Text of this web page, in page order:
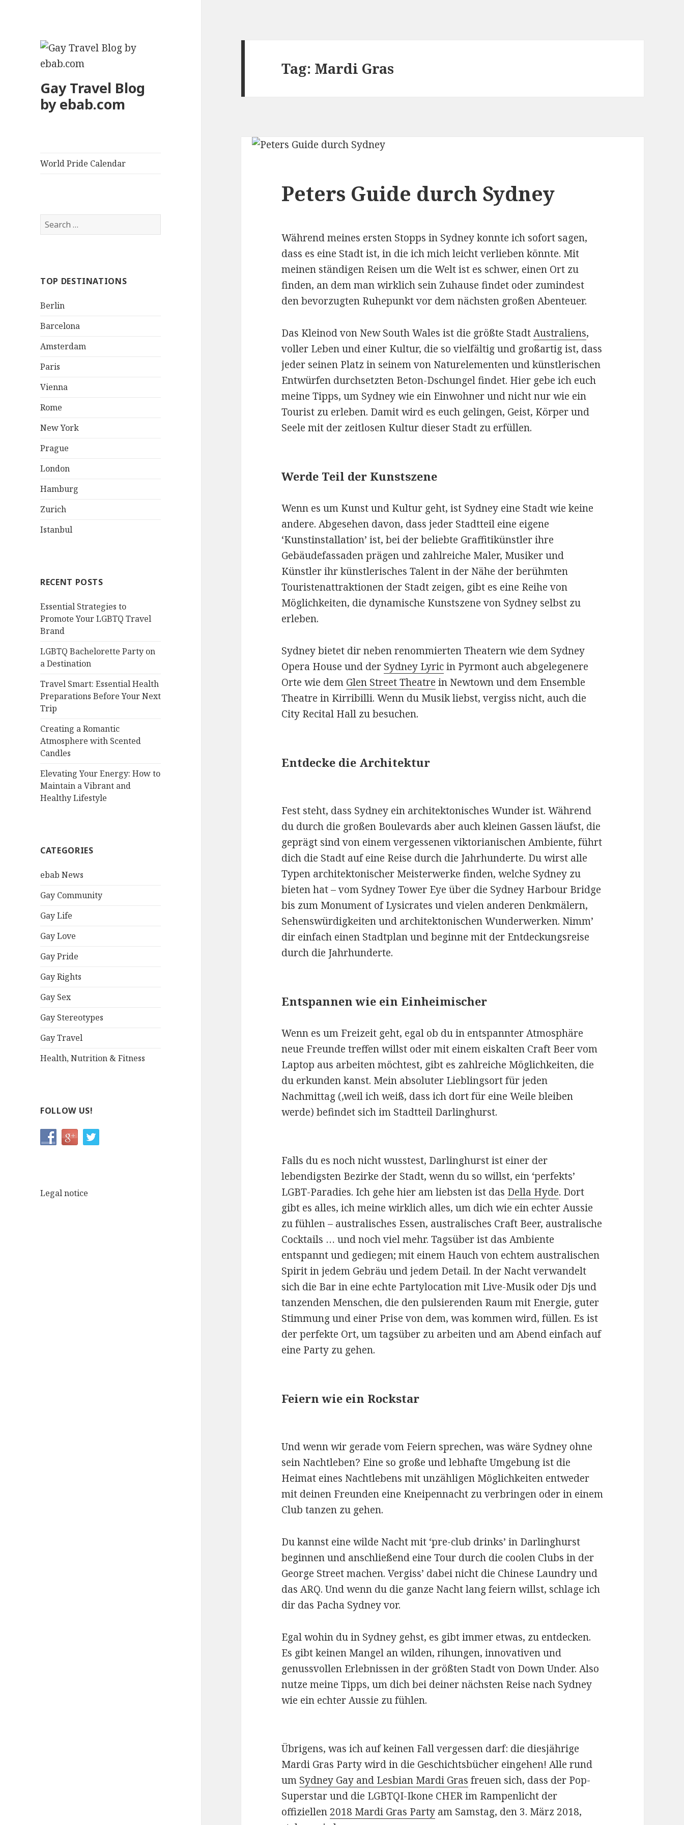
Gay Travel Blog
by ebab.com
World Pride Calendar
S
e
h
o
:
TOP DESTINATIONS
Berlin
Barcelona
Amsterdam
Paris
Vienna
Rome
New York
Prague
London
Hamburg
Zurich
Istanbul
RECENT POSTS
Essential Strategies to
Promote Your LGBTQ Travel
Brand
LGBTQ Bachelorette Party on
a Destination
Travel Smart: Essential Health
Preparations Before Your Next
Trip
Creating a Romantic
Atmosphere with Scented
Candles
Elevating Your Energy: How to
Maintain a Vibrant and
Healthy Lifestyle
CATEGORIES
ebab News
Gay Community
Gay Life
Gay Love
Gay Pride
Gay Rights
Gay Sex
Gay Stereotypes
Gay Travel
Health, Nutrition & Fitness
FOLLOW US!
Legal notice
Tag: Mardi Gras
Peters Guide durch Sydney
Während meines ersten Stopps in Sydney konnte ich sofort sagen,
dass es eine Stadt ist, in die ich mich leicht verlieben könnte. Mit
meinen ständigen Reisen um die Welt ist es schwer, einen Ort zu
finden, an dem man wirklich sein Zuhause findet oder zumindest
den bevorzugten Ruhepunkt vor dem nächsten großen Abenteuer.
Das Kleinod von New South Wales ist die größte StadtAustraliens,
voller Leben und einer Kultur, die so vielfältig und großartig ist, dass
jeder seinen Platz in seinem von Naturelementen und künstlerischen
Entwürfen durchsetzten Beton-Dschungel findet. Hier gebe ich euch
meine Tipps, um Sydney wie ein Einwohner und nicht nur wie ein
Tourist zu erleben. Damit wird es euch gelingen, Geist, Körper und
Seele mit der zeitlosen Kultur dieser Stadt zu erfüllen.
Werde Teil der Kunstszene
Wenn es um Kunst und Kultur geht, ist Sydney eine Stadt wie keine
andere. Abgesehen davon, dass jeder Stadtteil eine eigene
‘Kunstinstallation’ ist, bei der beliebte Graffitikünstler ihre
Gebäudefassaden prägen und zahlreiche Maler, Musiker und
Künstler ihr künstlerisches Talent in der Nähe der berühmten
Touristenattraktionen der Stadt zeigen, gibt es eine Reihe von
Möglichkeiten, die dynamische Kunstszene von Sydney selbst zu
erleben.
Sydney bietet dir neben renommierten Theatern wie dem Sydney
Opera House und der Sydney Lyricin Pyrmont auch abgelegenere
Orte wie dem Glen Street Theatre in Newtown und dem Ensemble
Theatre in Kirribilli. Wenn du Musik liebst, vergiss nicht, auch die
City Recital Hall zu besuchen.
Entdecke die Architektur
Fest steht, dass Sydney ein architektonisches Wunder ist. Während
du durch die großen Boulevards aber auch kleinen Gassen läufst, die
geprägt sind von einem vergessenen viktorianischen Ambiente, führt
dich die Stadt auf eine Reise durch die Jahrhunderte. Du wirst alle
Typen architektonischer Meisterwerke finden, welche Sydney zu
bieten hat – vom Sydney Tower Eye über die Sydney Harbour Bridge
bis zum Monument of Lysicrates und vielen anderen Denkmälern,
Sehenswürdigkeiten und architektonischen Wunderwerken. Nimm’
dir einfach einen Stadtplan und beginne mit der Entdeckungsreise
durch die Jahrhunderte.
Entspannen wie ein Einheimischer
Wenn es um Freizeit geht, egal ob du in entspannter Atmosphäre
neue Freunde treffen willst oder mit einem eiskalten Craft Beer vom
Laptop aus arbeiten möchtest, gibt es zahlreiche Möglichkeiten, die
du erkunden kanst. Mein absoluter Lieblingsort für jeden
Nachmittag (,weil ich weiß, dass ich dort für eine Weile bleiben
werde) befindet sich im Stadtteil Darlinghurst.
Falls du es noch nicht wusstest, Darlinghurst ist einer der
lebendigsten Bezirke der Stadt, wenn du so willst, ein ‘perfekts’
LGBT-Paradies. Ich gehe hier am liebsten ist das Della Hyde. Dort
gibt es alles, ich meine wirklich alles, um dich wie ein echter Aussie
zu fühlen – australisches Essen, australisches Craft Beer, australische
Cocktails … und noch viel mehr. Tagsüber ist das Ambiente
entspannt und gediegen; mit einem Hauch von echtem australischen
Spirit in jedem Gebräu und jedem Detail. In der Nacht verwandelt
sich die Bar in eine echte Partylocation mit Live-Musik oder Djs und
tanzenden Menschen, die den pulsierenden Raum mit Energie, guter
Stimmung und einer Prise von dem, was kommen wird, füllen. Es ist
der perfekte Ort, um tagsüber zu arbeiten und am Abend einfach auf
eine Party zu gehen.
Feiern wie ein Rockstar
Und wenn wir gerade vom Feiern sprechen, was wäre Sydney ohne
sein Nachtleben? Eine so große und lebhafte Umgebung ist die
Heimat eines Nachtlebens mit unzähligen Möglichkeiten entweder
mit deinen Freunden eine Kneipennacht zu verbringen oder in einem
Club tanzen zu gehen.
Du kannst eine wilde Nacht mit ‘pre-club drinks’ in Darlinghurst
beginnen und anschließend eine Tour durch die coolen Clubs in der
George Street machen. Vergiss’ dabei nicht die Chinese Laundry und
das ARQ. Und wenn du die ganze Nacht lang feiern willst, schlage ich
dir das Pacha Sydney vor.
Egal wohin du in Sydney gehst, es gibt immer etwas, zu entdecken.
Es gibt keinen Mangel an wilden, rihungen, innovativen und
genussvollen Erlebnissen in der größten Stadt von Down Under. Also
nutze meine Tipps, um dich bei deiner nächsten Reise nach Sydney
wie ein echter Aussie zu fühlen.
Übrigens, was ich auf keinen Fall vergessen darf: die diesjährige
Mardi Gras Party wird in die Geschichtsbücher eingehen! Alle rund
um Sydney Gay and Lesbian Mardi Gras freuen sich, dass der Pop-
Superstar und die LGBTQI-Ikone CHER im Rampenlicht der
offiziellen 2018 Mardi Gras Party am Samstag, den 3. März 2018,